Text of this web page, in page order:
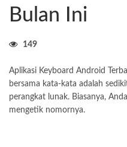
Bulan Ini
149
Aplikasi Keyboard Android
bersama kata-kata adalah
perangkat lunak. Biasanya,
mengetik nomornya.